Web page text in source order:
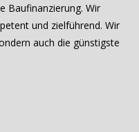
Baufinanzierung. Wir
und zielführend. Wir
auch die günstigste